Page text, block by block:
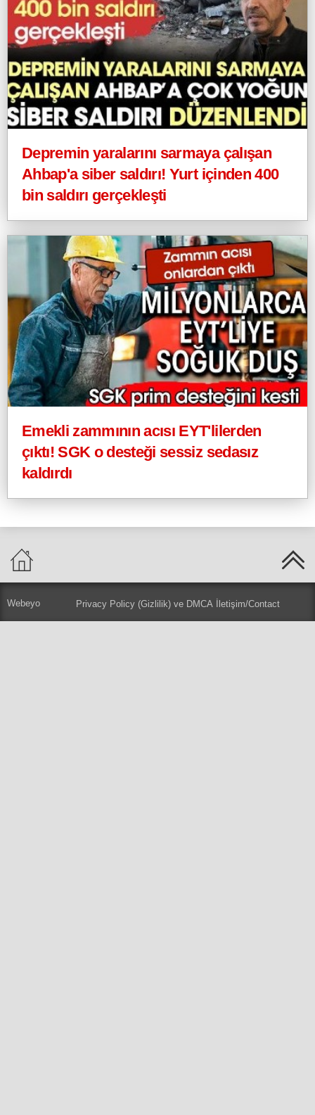
Depremin yaralarını sarmaya çalışan
Ahbap'a siber saldırı! Yurt içinden 400
bin saldırı gerçekleşti
Emekli zammının acısı EYT'lilerden
çıktı! SGK o desteği sessiz sedasız
kaldırdı
Webeyo Privacy Policy (Gizlilik) ve DMCA İletişim/Contact